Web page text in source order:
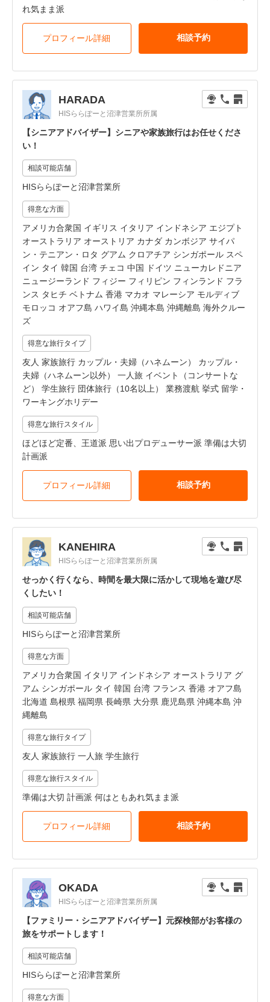
れ気まま派
プロフィール詳細 相談予約
HARADA
HISららぽーと沼津営業所所属
【シニアアドバイザー】シニアや家族旅行はお任せくださ
い！
相談可能店舗
HISららぽーと沼津営業所
得意な方面
アメリカ合衆国 イギリス イタリア インドネシア エジプト
オーストラリア オーストリア カナダ カンボジア サイパ
ン・テニアン・ロタ グアム クロアチア シンガポール スペ
イン タイ 韓国 台湾 チェコ 中国 ドイツ ニューカレドニア
ニュージーランド フィジー フィリピン フィンランド フラ
ンス タヒチ ベトナム 香港 マカオ マレーシア モルディブ
モロッコ オアフ島 ハワイ島 沖縄本島 沖縄離島 海外クルー
ズ
得意な旅行タイプ
友人 家族旅行 カップル・夫婦（ハネムーン） カップル・
夫婦（ハネムーン以外） 一人旅 イベント（コンサートな
ど） 学生旅行 団体旅行（10名以上） 業務渡航 挙式 留学・
ワーキングホリデー
得意な旅行スタイル
ほどほど定番、王道派 思い出プロデューサー派 準備は大切
計画派
プロフィール詳細 相談予約
KANEHIRA
HISららぽーと沼津営業所所属
せっかく行くなら、時間を最大限に活かして現地を遊び尽
くしたい！
相談可能店舗
HISららぽーと沼津営業所
得意な方面
アメリカ合衆国 イタリア インドネシア オーストラリア グ
アム シンガポール タイ 韓国 台湾 フランス 香港 オアフ島
北海道 島根県 福岡県 長崎県 大分県 鹿児島県 沖縄本島 沖
縄離島
得意な旅行タイプ
友人 家族旅行 一人旅 学生旅行
得意な旅行スタイル
準備は大切 計画派 何はともあれ気まま派
プロフィール詳細 相談予約
OKADA
HISららぽーと沼津営業所所属
【ファミリー・シニアアドバイザー】元探検部がお客様の
旅をサポートします！
相談可能店舗
HISららぽーと沼津営業所
得意な方面